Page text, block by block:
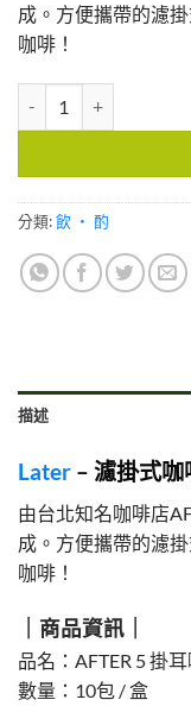
成。方便攜帶的濾
咖啡！
分類:飲 ・ 酌
描述
Later – 濾掛式咖
由台北知名咖啡店
成。方便攜帶的濾
咖啡！
｜商品資訊｜
品名：AFTER 5 掛
數量：10包 / 盒